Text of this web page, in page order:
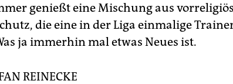
genießt eine Mischung aus
die eine in der Liga einmalige
ja immerhin mal etwas Neues ist.
REINECKE